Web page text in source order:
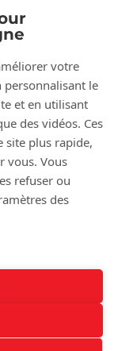
votre
personnalisant le
et en utilisant
des vidéos. Ces
site plus rapide,
vous. Vous
refuser ou
des